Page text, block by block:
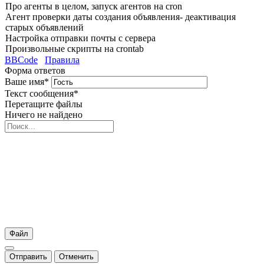
Про агенты в целом, запуск агентов на cron
Агент проверки даты создания объявления- деактивация
старых объявлений
Настройка отправки почты с сервера
Произвольные скрипты на crontab
BBCode
Правила
Форма ответов
Ваше имя*
Текст сообщения*
Перетащите файлы
Ничего не найдено
Файл
Отправить Отменить